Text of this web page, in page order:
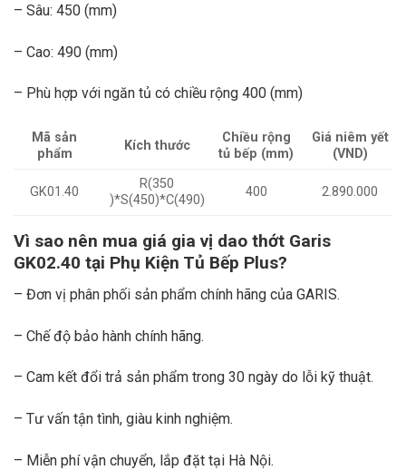
– Sâu: 450 (mm)
– Cao: 490 (mm)
– Phù hợp với ngăn tủ có chiều rộng 400 (mm)
Mã sản
phẩm
Kích thước
Chiều rộng
tủ bếp (mm)
Giá niêm yết
(VND)
GK01.40
R(350
)*S(450)*C(490)
400 2.890.000
Vì sao nên mua giá gia vị dao thớt Garis
GK02.40 tại Phụ Kiện Tủ Bếp Plus?
– Đơn vị phân phối sản phẩm chính hãng của GARIS.
– Chế độ bảo hành chính hãng.
– Cam kết đổi trả sản phẩm trong 30 ngày do lỗi kỹ thuật.
– Tư vấn tận tình, giàu kinh nghiệm.
– Miễn phí vận chuyển, lắp đặt tại Hà Nội.